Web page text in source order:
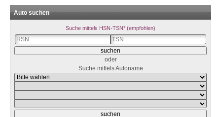
Auto suchen
Suche mittels HSN-TSN* (empfohlen)
oder
Suche mittels Autoname